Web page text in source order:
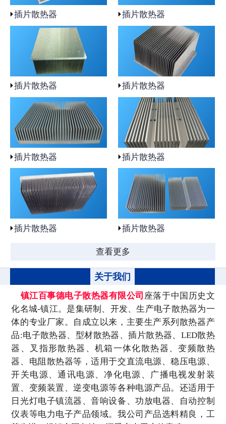
插片散热器 插片散热器
插片散热器 插片散热器
插片散热器 插片散热器
插片散热器 插片散热器
查看更多
关于我们
镇江百事德电子散热器有限公司 座落于中国历史文
化名城-镇江。是集研制、开发、生产电子散热器为一
体的专业厂家。自成立以来，主要生产系列散热器产
品:电子散热器、型材散热器、插片散热器、LED散热
器、叉指形散热器、机箱一体化散热器、变频散热
器、电阻散热器等，适用于交直流电源、稳压电源、
开关电源、通讯电源、净化电源、广播电视发射装
置、变频装置、逆变电源等各种电源产品。还适用于
日光灯电子镇流器、音响设备、功放电器、自动控制
仪表等电力电子产品领域。我公司产品选料精良，工